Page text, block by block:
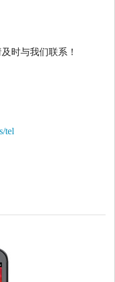
时与我们联系！
tel